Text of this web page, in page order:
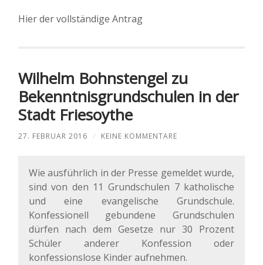
Hier der vollständige Antrag
Wilhelm Bohnstengel zu
Bekenntnisgrundschulen in der
Stadt Friesoythe
27. FEBRUAR 2016 / KEINE KOMMENTARE
Wie ausführlich in der Presse gemeldet wurde,
sind von den 11 Grundschulen 7 katholische
und eine evangelische Grundschule.
Konfessionell gebundene Grundschulen
dürfen nach dem Gesetze nur 30 Prozent
Schüler anderer Konfession oder
konfessionslose Kinder aufnehmen.